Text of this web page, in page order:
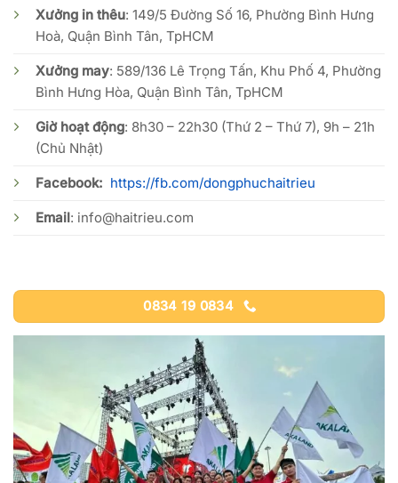
Xưởng in thêu: 149/5 Đường Số 16, Phường Bình Hưng
Hoà, Quận Bình Tân, TpHCM
Xưởng may: 589/136 Lê Trọng Tấn, Khu Phố 4, Phường
Bình Hưng Hòa, Quận Bình Tân, TpHCM
Giờ hoạt động: 8h30 – 22h30 (Thứ 2 – Thứ 7), 9h – 21h
(Chủ Nhật)
Facebook: https://fb.com/dongphuchaitrieu
Email: info@haitrieu.com
0834 19 0834